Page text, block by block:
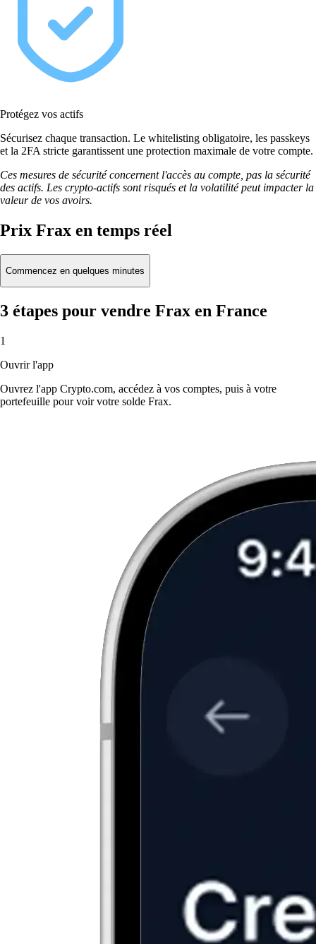
Protégez vos actifs
Sécurisez chaque transaction. Le whitelisting obligatoire, les passkeys
et la 2FA stricte garantissent une protection maximale de votre compte.
Ces mesures de sécurité concernent l'accès au compte, pas la sécurité
des actifs. Les crypto-actifs sont risqués et la volatilité peut impacter la
valeur de vos avoirs.
Prix Frax en temps réel
Commencez en quelques minutes
3 étapes pour vendre Frax en France
1
Ouvrir l'app
Ouvrez l'app Crypto.com, accédez à vos comptes, puis à votre
portefeuille pour voir votre solde Frax.